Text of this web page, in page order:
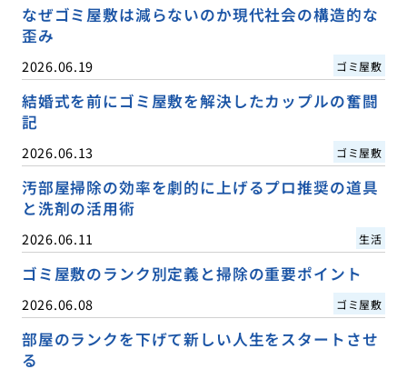
なぜゴミ屋敷は減らないのか現代社会の構造的な
歪み
2026.06.19 ゴミ屋敷
結婚式を前にゴミ屋敷を解決したカップルの奮闘
記
2026.06.13 ゴミ屋敷
汚部屋掃除の効率を劇的に上げるプロ推奨の道具
と洗剤の活用術
2026.06.11 生活
ゴミ屋敷のランク別定義と掃除の重要ポイント
2026.06.08 ゴミ屋敷
部屋のランクを下げて新しい人生をスタートさせ
る